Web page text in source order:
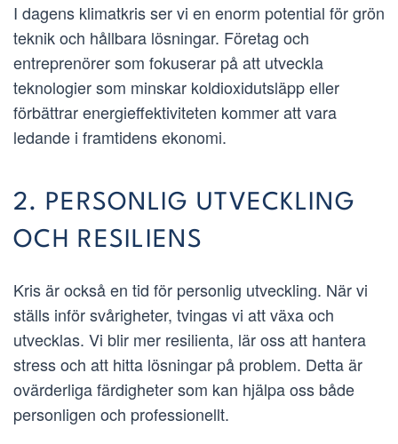
I dagens klimatkris ser vi en enorm potential för grön
teknik och hållbara lösningar. Företag och
entreprenörer som fokuserar på att utveckla
teknologier som minskar koldioxidutsläpp eller
förbättrar energieffektiviteten kommer att vara
ledande i framtidens ekonomi.
2. PERSONLIG UTVECKLING
OCH RESILIENS
Kris är också en tid för personlig utveckling. När vi
ställs inför svårigheter, tvingas vi att växa och
utvecklas. Vi blir mer resilienta, lär oss att hantera
stress och att hitta lösningar på problem. Detta är
ovärderliga färdigheter som kan hjälpa oss både
personligen och professionellt.